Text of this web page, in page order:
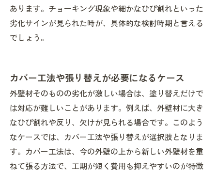
あります。チョーキング現象や細かなひび割れといった
劣化サインが見られた時が、具体的な検討時期と言える
でしょう。
カバー工法や張り替えが必要になるケース
外壁材そのものの劣化が激しい場合は、塗り替えだけで
は対応が難しいことがあります。例えば、外壁材に大き
なひび割れや反り、欠けが見られる場合です。このよう
なケースでは、カバー工法や張り替えが選択肢となりま
す。カバー工法は、今の外壁の上から新しい外壁材を重
ねて張る方法で、工期が短く費用も抑えやすいのが特徴